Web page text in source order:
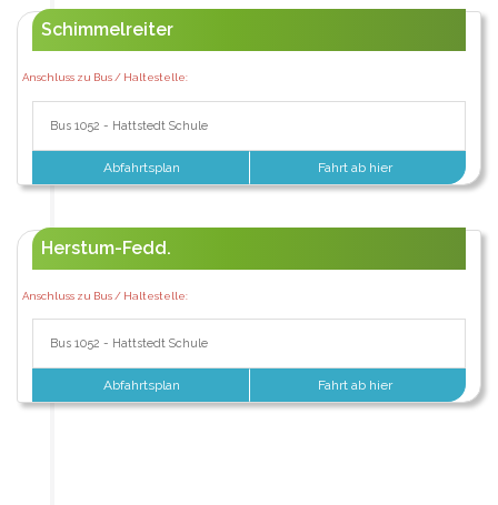
Schimmelreiter
Anschluss zu Bus / Haltestelle:
Bus 1052 - Hattstedt Schule
Abfahrtsplan Fahrt ab hier
Herstum-Fedd.
Anschluss zu Bus / Haltestelle:
Bus 1052 - Hattstedt Schule
Abfahrtsplan Fahrt ab hier